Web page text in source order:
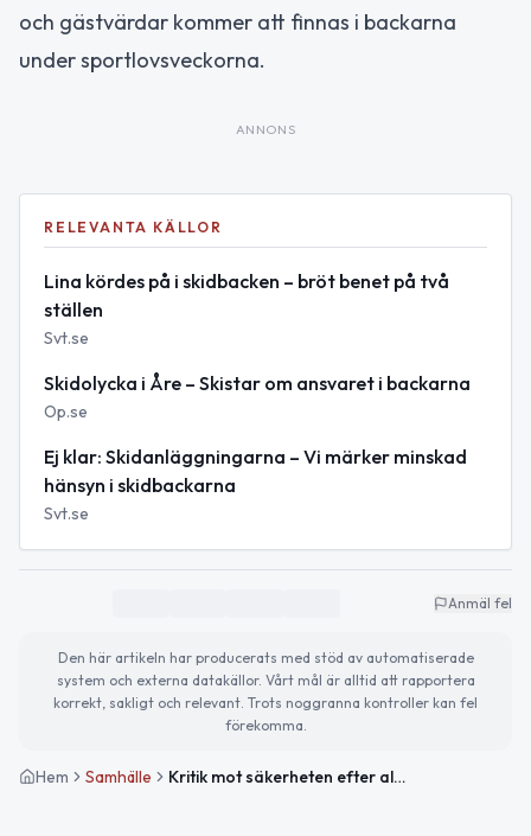
och gästvärdar kommer att finnas i backarna
under sportlovsveckorna.
ANNONS
RELEVANTA KÄLLOR
Lina kördes på i skidbacken – bröt benet på två
ställen
Svt.se
Skidolycka i Åre – Skistar om ansvaret i backarna
Op.se
Ej klar: Skidanläggningarna – Vi märker minskad
hänsyn i skidbackarna
Svt.se
Anmäl fel
Den här artikeln har producerats med stöd av automatiserade
system och externa datakällor. Vårt mål är alltid att rapportera
korrekt, sakligt och relevant. Trots noggranna kontroller kan fel
förekomma.
Hem Samhälle Kritik mot säkerheten efter allvarlig skidolycka i Åre